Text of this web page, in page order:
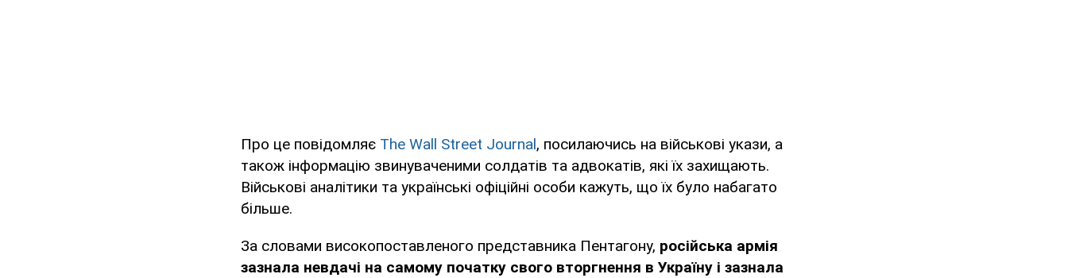
Про це повідомляє The Wall Street Journal, посилаючись на військові укази, а
також інформацію звинуваченими солдатів та адвокатів, які їх захищають.
Військові аналітики та українські офіційні особи кажуть, що їх було набагато
більше.
За словами високопоставленого представника Пентагону, російська армія
зазнала невдачі на самому початку свого вторгнення в Україну і зазнала